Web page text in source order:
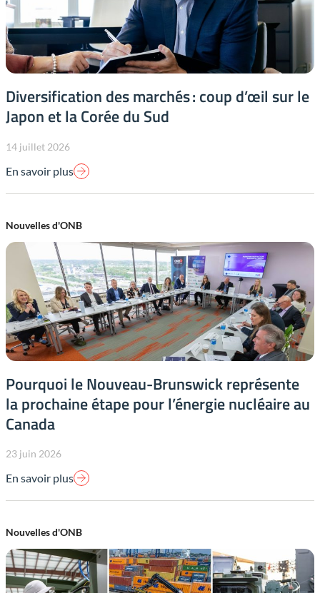
Diversification des marchés : coup d’œil sur le
Japon et la Corée du Sud
14 juillet 2026
En savoir plus
Nouvelles d'ONB
Pourquoi le Nouveau-Brunswick représente
la prochaine étape pour l’énergie nucléaire au
Canada
23 juin 2026
En savoir plus
Nouvelles d'ONB